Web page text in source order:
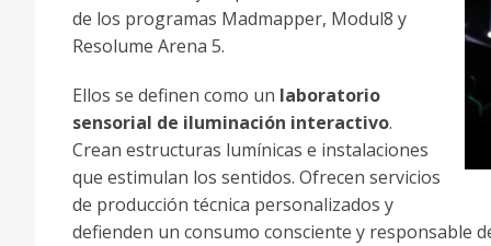
de los programas Madmapper, Modul8 y
Resolume Arena 5.
Ellos se definen como un laboratorio
sensorial de iluminación interactivo.
Crean estructuras lumínicas e instalaciones
que estimulan los sentidos. Ofrecen servicios
de producción técnica personalizados y
defienden un consumo consciente y responsable